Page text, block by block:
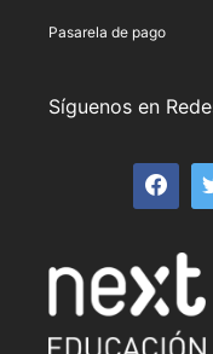
Pasarela de pago
Síguenos en